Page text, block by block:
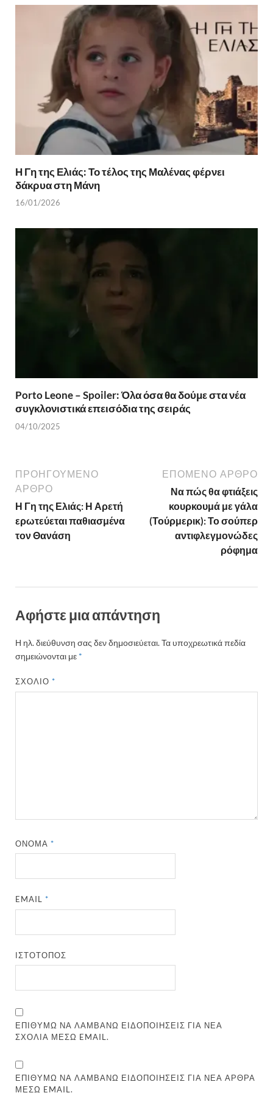
Η Γη της Ελιάς: Το τέλος της Μαλένας φέρνει
δάκρυα στη Μάνη
16/01/2026
Porto Leone – Spoiler: Όλα όσα θα δούμε στα νέα
συγκλονιστικά επεισόδια της σειράς
04/10/2025
ΠΡΟΗΓΟΎΜΕΝΟ
ΆΡΘΡΟ
Η Γη της Ελιάς: Η Αρετή
ερωτεύεται παθιασμένα
τον Θανάση
ΕΠΌΜΕΝΟ ΆΡΘΡΟ
Να πώς θα φτιάξεις
κουρκουμά με γάλα
(Τούρμερικ): Το σούπερ
αντιφλεγμονώδες
ρόφημα
Αφήστε μια απάντηση
Η ηλ. διεύθυνση σας δεν δημοσιεύεται.Τα υποχρεωτικά πεδία
σημειώνονται με *
ΣΧΌΛΙΟ*
ΌΝΟΜΑ*
EMAIL*
ΙΣΤΌΤΟΠΟΣ
ΕΠΙΘΥΜΏ ΝΑ ΛΑΜΒΆΝΩ ΕΙΔΟΠΟΙΉΣΕΙΣ ΓΙΑ ΝΈΑ
ΣΧΌΛΙΑ ΜΈΣΩ EMAIL.
ΕΠΙΘΥΜΏ ΝΑ ΛΑΜΒΆΝΩ ΕΙΔΟΠΟΙΉΣΕΙΣ ΓΙΑ ΝΈΑ ΆΡΘΡΑ
ΜΈΣΩ EMAIL.